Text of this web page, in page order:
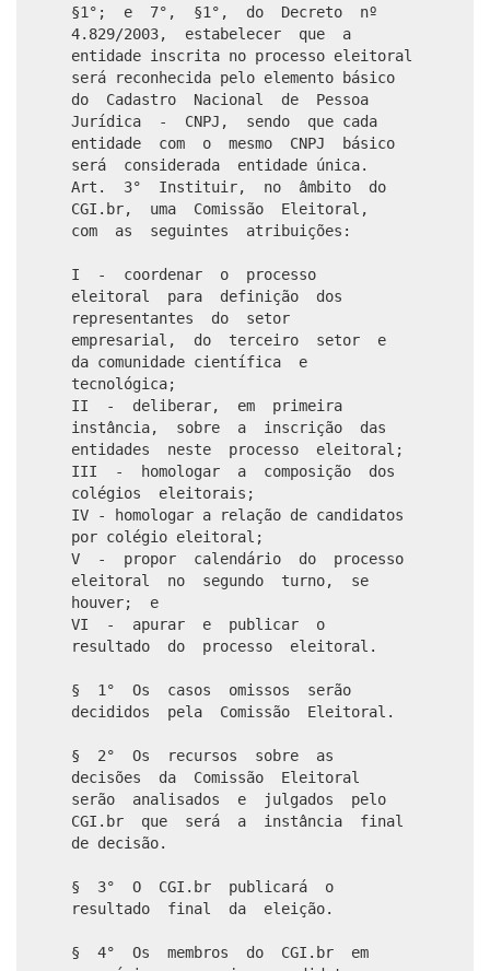
§1°; e 7°, §1°, do Decreto nº
4.829/2003, estabelecer que a
entidade inscrita no processo eleitoral
será reconhecida pelo elemento básico
do Cadastro Nacional de Pessoa
Jurídica - CNPJ, sendo que cada
entidade com o mesmo CNPJ básico
será considerada entidade única.
Art. 3° Instituir, no âmbito do
CGI.br, uma Comissão Eleitoral,
com as seguintes atribuições:
I - coordenar o processo
eleitoral para definição dos
representantes do setor
empresarial, do terceiro setor e
da comunidade científica e
tecnológica;
II - deliberar, em primeira
instância, sobre a inscrição das
entidades neste processo eleitoral;
III - homologar a composição dos
colégios eleitorais;
IV - homologar a relação de candidatos
por colégio eleitoral;
V - propor calendário do processo
eleitoral no segundo turno, se
houver; e
VI - apurar e publicar o
resultado do processo eleitoral.
§ 1° Os casos omissos serão
decididos pela Comissão Eleitoral.
§ 2° Os recursos sobre as
decisões da Comissão Eleitoral
serão analisados e julgados pelo
CGI.br que será a instância final
de decisão.
§ 3° O CGI.br publicará o
resultado final da eleição.
§ 4° Os membros do CGI.br em